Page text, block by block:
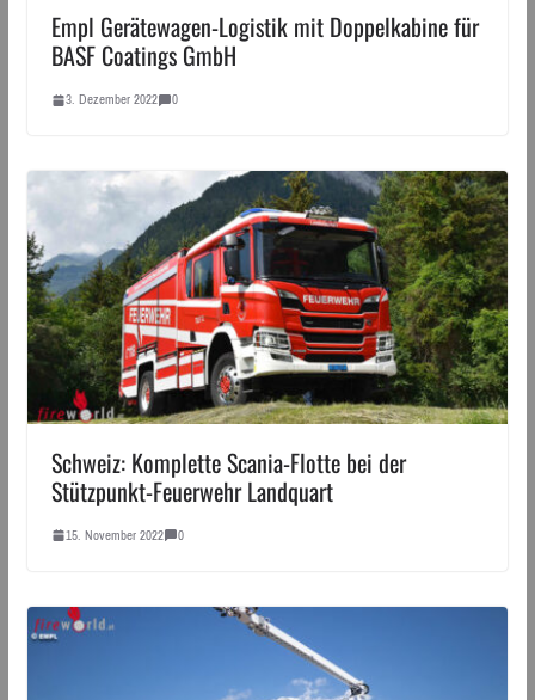
Empl Gerätewagen-Logistik mit Doppelkabine für
BASF Coatings GmbH
3. Dezember 2022 0
Schweiz: Komplette Scania-Flotte bei der
Stützpunkt-Feuerwehr Landquart
15. November 2022 0